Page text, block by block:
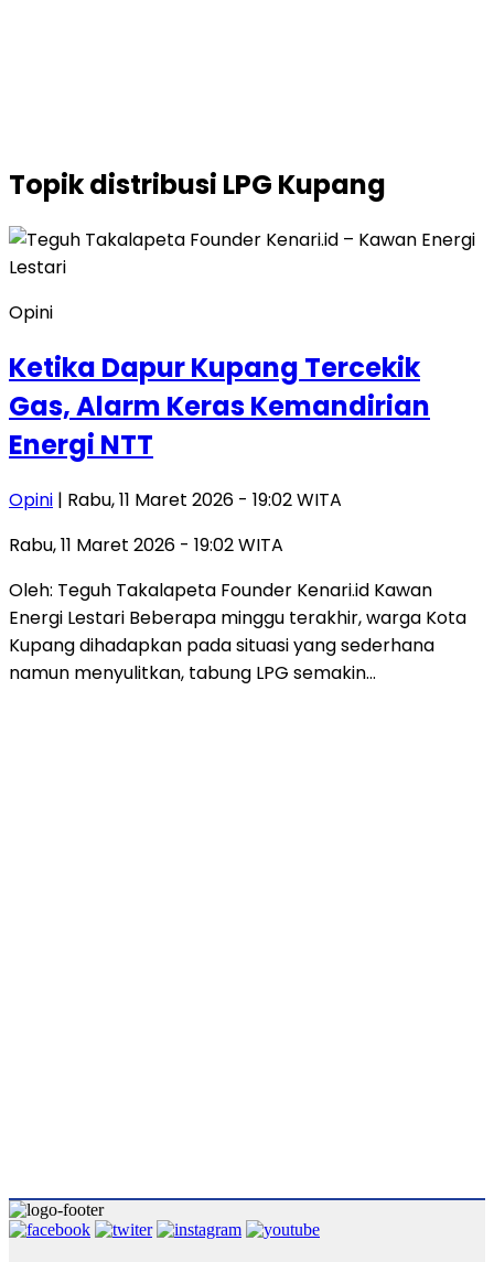
Topikdistribusi LPG Kupang
Opini
Ketika Dapur Kupang Tercekik
Gas, Alarm Keras Kemandirian
Energi NTT
Opini | Rabu, 11 Maret 2026 - 19:02 WITA
Rabu, 11 Maret 2026 - 19:02 WITA
Oleh: Teguh Takalapeta Founder Kenari.id Kawan
Energi Lestari Beberapa minggu terakhir, warga Kota
Kupang dihadapkan pada situasi yang sederhana
namun menyulitkan, tabung LPG semakin…